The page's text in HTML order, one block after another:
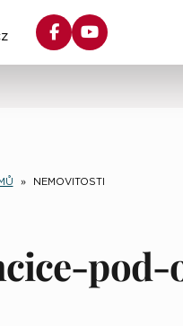
» NEMOVITOSTI